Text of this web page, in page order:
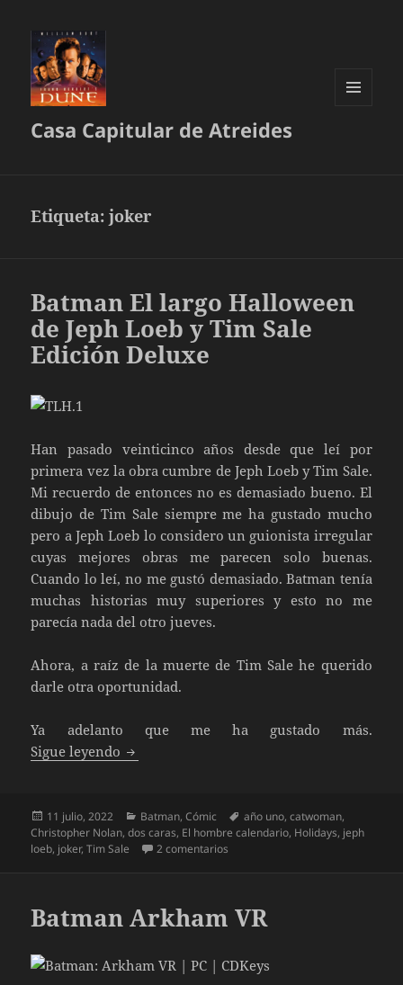
Casa Capitular de Atreides
Etiqueta:joker
Batman El largo Halloween
de Jeph Loeb y Tim Sale
Edición Deluxe
Han pasado veinticinco años desde que leí por
primera vez la obra cumbre de Jeph Loeb y Tim Sale.
Mi recuerdo de entonces no es demasiado bueno. El
dibujo de Tim Sale siempre me ha gustado mucho
pero a Jeph Loeb lo considero un guionista irregular
cuyas mejores obras me parecen solo buenas.
Cuando lo leí, no me gustó demasiado. Batman tenía
muchas historias muy superiores y esto no me
parecía nada del otro jueves.
Ahora, a raíz de la muerte de Tim Sale he querido
darle otra oportunidad.
Ya adelanto que me ha gustado más.
Sigue leyendo Batman El largo Halloween de Jeph Loeb
Publicado
el
11 julio, 2022 Categorías
Batman,Cómic Etiquetas
año uno,catwoman,
Christopher Nolan,dos caras, El hombre calendario, Holidays, jeph
loeb, joker,Tim Sale 2 comentarios
Batman Arkham VR